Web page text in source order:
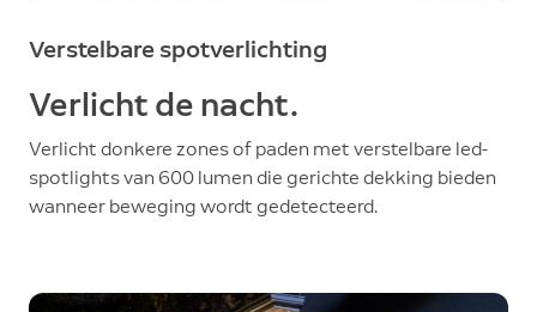
Verstelbare spotverlichting
Verlicht de nacht.
Verlicht donkere zones of paden met verstelbare led-
spotlights van 600 lumen die gerichte dekking bieden
wanneer beweging wordt gedetecteerd.